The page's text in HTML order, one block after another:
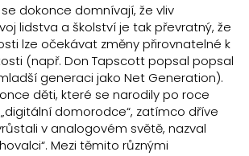
dokonce domnívají, že vliv
lidstva a školství je tak převratný, že
lze očekávat změny přirovnatelné k
(např. Don Tapscott popsal popsal
generaci jako Net Generation).
děti, které se narodily po roce
„digitální domorodce“, zatímco dříve
v analogovém světě, nazval
Mezi těmito různými